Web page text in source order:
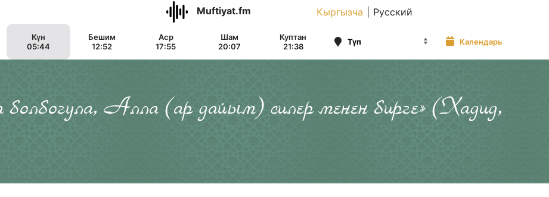
Muftiyat.fm Кыргызча Русский
Күн
05:44
Бешим
12:52
Аср
17:55
Шам
20:07
Куптан
21:38
Календарь
болбогула, Алла (ар дайым) силер менен бирге» (Хадид,